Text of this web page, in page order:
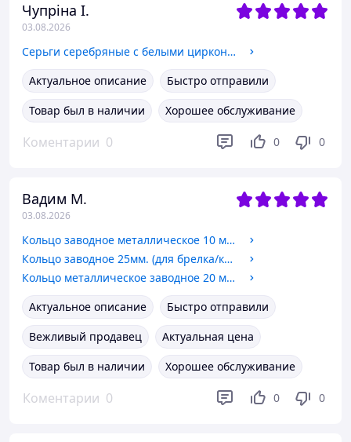
Чупріна І.
03.08.2026
Серьги серебряные с белыми циркониями и золотыми напайками 925/375 пробы арт. 00700
Актуальное описание
Быстро отправили
Товар был в наличии
Хорошее обслуживание
Коментарии 0 0 0
Вадим М.
03.08.2026
Кольцо заводное металлическое 10 мм. (для брелка/ключей) цена за 10 шт. арт. 03602
Кольцо заводное 25мм. (для брелка/ключей) арт. 02044
Кольцо металлическое заводное 20 мм. (для брелка/ключей) арт. 03599
Актуальное описание
Быстро отправили
Вежливый продавец
Актуальная цена
Товар был в наличии
Хорошее обслуживание
Коментарии 0 0 0